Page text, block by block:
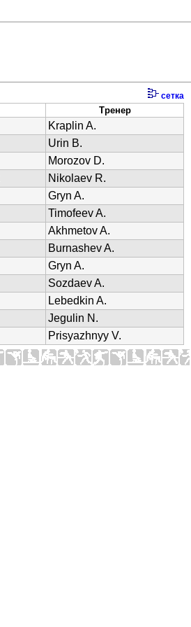
сетка
Тренер
Kraplin A.
Urin B.
Morozov D.
Nikolaev R.
Gryn A.
Timofeev A.
Akhmetov A.
Burnashev A.
Gryn A.
Sozdaev A.
Lebedkin A.
Jegulin N.
Prisyazhnyy V.